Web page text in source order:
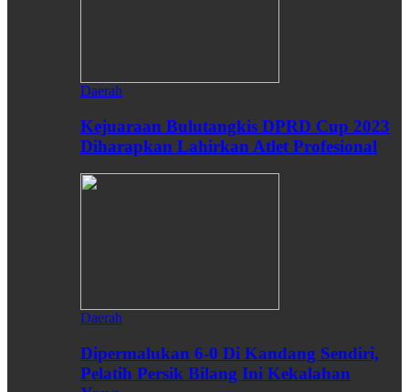
Daerah
Kejuaraan Bulutangkis DPRD Cup 2023
Diharapkan Lahirkan Atlet Profesional
Daerah
Dipermalukan 6-0 Di Kandang Sendiri,
Pelatih Persik Bilang Ini Kekalahan